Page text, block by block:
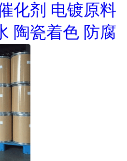
化剂 电镀原料
陶瓷着色 防腐